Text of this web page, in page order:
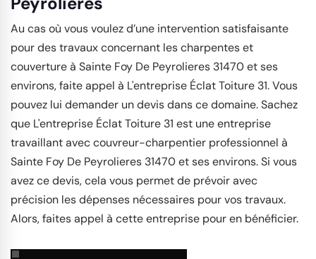
Au cas où vous voulez d’une intervention satisfaisante
pour des travaux concernant les charpentes et
couverture à Sainte Foy De Peyrolieres 31470 et ses
environs, faite appel à L'entreprise Éclat Toiture 31. Vous
pouvez lui demander un devis dans ce domaine. Sachez
que L'entreprise Éclat Toiture 31 est une entreprise
travaillant avec couvreur-charpentier professionnel à
Sainte Foy De Peyrolieres 31470 et ses environs. Si vous
avez ce devis, cela vous permet de prévoir avec
précision les dépenses nécessaires pour vos travaux.
Alors, faites appel à cette entreprise pour en bénéficier.